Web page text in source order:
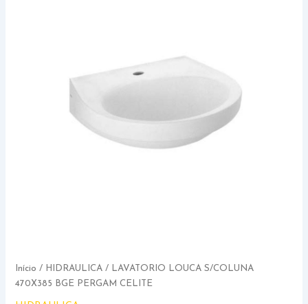
Início / HIDRAULICA / LAVATORIO LOUCA S/COLUNA
470X385 BGE PERGAM CELITE